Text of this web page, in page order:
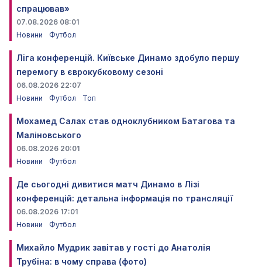
спрацював»
07.08.2026 08:01
Новини
Футбол
Ліга конференцій. Київське Динамо здобуло першу
перемогу в єврокубковому сезоні
06.08.2026 22:07
Новини
Футбол Топ
Мохамед Салах став одноклубником Батагова та
Маліновського
06.08.2026 20:01
Новини
Футбол
Де сьогодні дивитися матч Динамо в Лізі
конференцій: детальна інформація по трансляції
06.08.2026 17:01
Новини
Футбол
Михайло Мудрик завітав у гості до Анатолія
Трубіна: в чому справа (фото)